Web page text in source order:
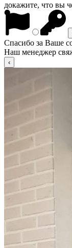
докажите, что вы
Спасибо за Ваше
Наш менеджер